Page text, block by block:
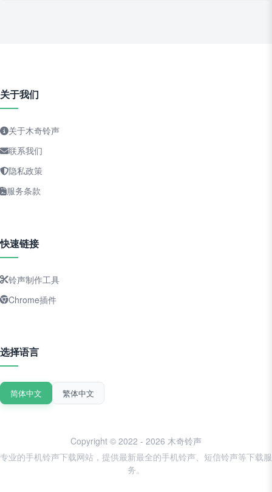
关于我们
关于木奇铃声
联系我们
隐私政策
服务条款
快速链接
铃声制作工具
Chrome插件
选择语言
简体中文 繁体中文
Copyright © 2022 - 2026 木奇铃声
专业的手机铃声下载网站，提供最新最全的手机铃声、短信铃声等下载服
务。